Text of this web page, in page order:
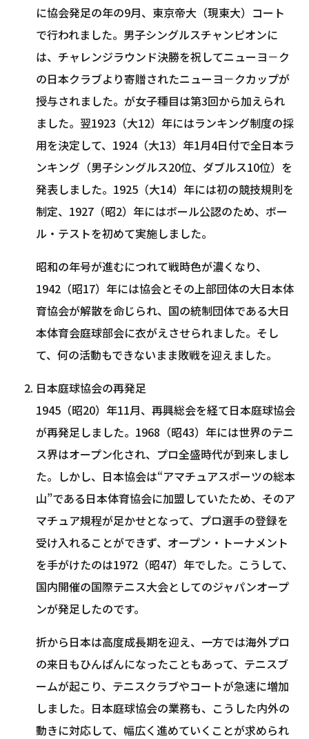
に協会発足の年の9月、東京帝大（現東大）コート
で行われました。男子シングルスチャンピオンに
は、チャレンジラウンド決勝を祝してニューヨ－ク
の日本クラブより寄贈されたニューヨ－クカップが
授与されました。が女子種目は第3回から加えられ
ました。翌1923（大12）年にはランキング制度の採
用を決定して、1924（大13）年1月4日付で全日本ラ
ンキング（男子シングルス20位、ダブルス10位）を
発表しました。1925（大14）年には初の競技規則を
制定、1927（昭2）年にはボール公認のため、ボー
ル・テストを初めて実施しました。
昭和の年号が進むにつれて戦時色が濃くなり、
1942（昭17）年には協会とその上部団体の大日本体
育協会が解散を命じられ、国の統制団体である大日
本体育会庭球部会に衣がえさせられました。そし
て、何の活動もできないまま敗戦を迎えました。
日本庭球協会の再発足
1945（昭20）年11月、再興総会を経て日本庭球協会
が再発足しました。1968（昭43）年には世界のテニ
ス界はオープン化され、プロ全盛時代が到来しまし
た。しかし、日本協会は“アマチュアスポーツの総本
山”である日本体育協会に加盟していたため、そのア
マチュア規程が足かせとなって、プロ選手の登録を
受け入れることができず、オープン・トーナメント
を手がけたのは1972（昭47）年でした。こうして、
国内開催の国際テニス大会としてのジャパンオープ
ンが発足したのです。
折から日本は高度成長期を迎え、一方では海外プロ
の来日もひんぱんになったこともあって、テニスブ
ームが起こり、テニスクラブやコートが急速に増加
しました。日本庭球協会の業務も、こうした内外の
動きに対応して、幅広く進めていくことが求められ